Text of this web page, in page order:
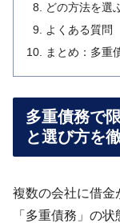
どの方法を選
よくある質問
まとめ：多重
多重債務で
と選び方を
複数の会社に借金
「多重債務」の